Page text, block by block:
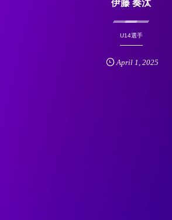
伊藤 奏汰
U14選手
April 1 2025